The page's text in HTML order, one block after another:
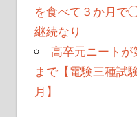
を食べて３か月で
継続なり
高卒元ニート
まで【電験三種試
月】